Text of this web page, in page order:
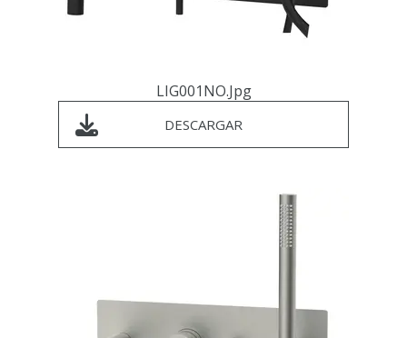
LIG001NO.jpg
DESCARGAR